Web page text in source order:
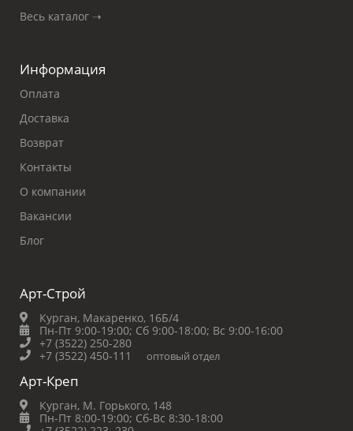
Весь каталог ➝
Информация
Оплата
Доставка
Возврат
Контакты
О компании
Вакансии
Блог
Арт-Строй
Курган, Макаренко, 16Б/4
Пн-Пт 9:00-19:00; Сб 9:00-18:00; Вс 9:00-16:00
+7 (3522) 250-280
+7 (3522) 450-111
оптовый отдел
Арт-Креп
Курган, М. Горького, 148
Пн-Пт 8:00-19:00; Сб-Вс 8:30-18:00